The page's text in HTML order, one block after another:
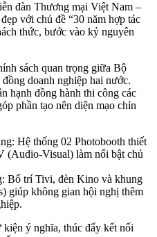
đàn Thương mại Việt Nam –
với chủ đề “30 năm hợp tác
thức, bước vào kỷ nguyên
sách quan trọng giữa Bộ
doanh nghiệp hai nước.
hạnh đồng hành thi công các
phần tạo nên diện mạo chỉn
Hệ thống 02 Photobooth thiết
(Audio-Visual) làm nổi bật chủ
Bố trí Tivi, đèn Kino và khung
giúp không gian hội nghị thêm
ý nghĩa, thúc đẩy kết nối